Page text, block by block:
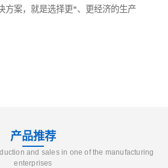
方案，就是选择更*、更经济的生产
产品推荐
and sales in one of the manufacturing
enterprises